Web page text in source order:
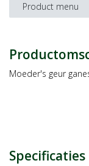
Product menu
Moeder's geur
Specificaties